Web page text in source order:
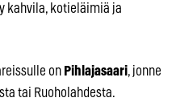
kahvila, kotieläimiä ja
on Pihlajasaari, jonne
tai Ruoholahdesta.